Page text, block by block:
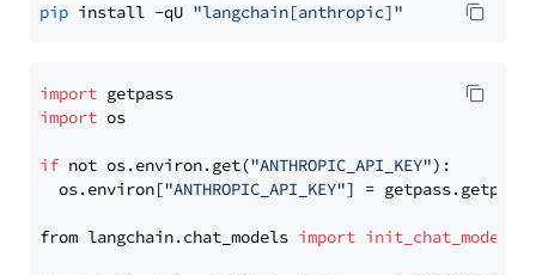
pip install -qU "langchain[anthropic]"
import
import os
if not os.environ.get("ANTHROPIC_API_KEY"):
  os.environ[
"ANTHROPIC_API_KEY"] = getpass.getpass(
from langchain.chat_models import init_chat_model